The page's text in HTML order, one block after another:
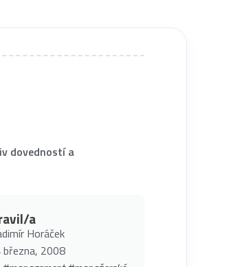
dovedností a
a
Horáček
března, 2008